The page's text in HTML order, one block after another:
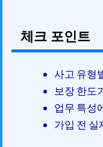
체크 포인트
사고 유형
보장 한도
업무 특성
가입 전 실